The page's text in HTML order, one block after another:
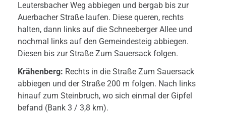
Leutersbacher Weg abbiegen und bergab bis zur
Auerbacher Straße laufen. Diese queren, rechts
halten, dann links auf die Schneeberger Allee und
nochmal links auf den Gemeindesteig abbiegen.
Diesen bis zur Straße Zum Sauersack folgen.
Krähenberg: Rechts in die Straße Zum Sauersack
abbiegen und der Straße 200 m folgen. Nach links
hinauf zum Steinbruch, wo sich einmal der Gipfel
befand (Bank 3 / 3,8 km).